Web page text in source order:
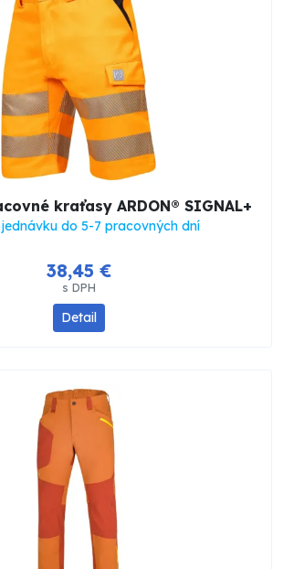
kraťasy ARDON® SIGNAL+
do 5-7 pracovných dní
38,45 €
s DPH
Detail